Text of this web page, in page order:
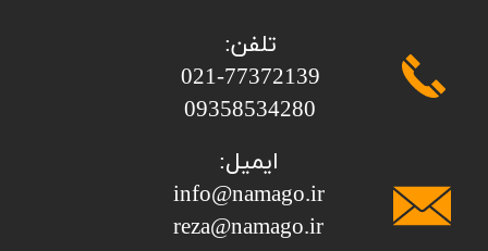
تلفن:
​​​​​​​021-77372139
​​​​​​​09358534280
ایمیل:
info@namago.ir
​​​​​​​reza@namago.ir